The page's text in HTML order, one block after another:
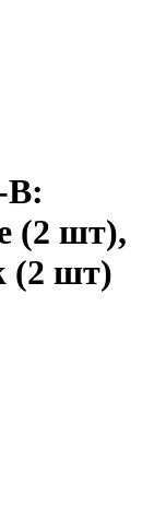
B:
(2 шт),
(2 шт)